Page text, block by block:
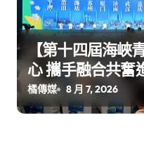
【第十四屆海峽
心 攜手融合共奮
橘傳媒 8 月 7, 2026